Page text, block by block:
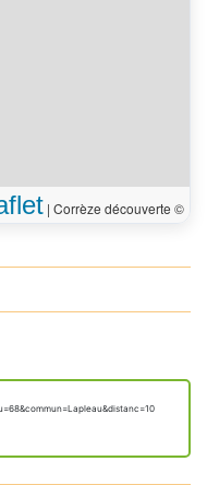
| Corrèze découverte ©